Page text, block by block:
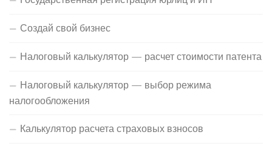
Создай свой бизнес
Налоговый калькулятор — расчет стоимости патента
Налоговый калькулятор — выбор режима
налогообложения
Калькулятор расчета страховых взносов